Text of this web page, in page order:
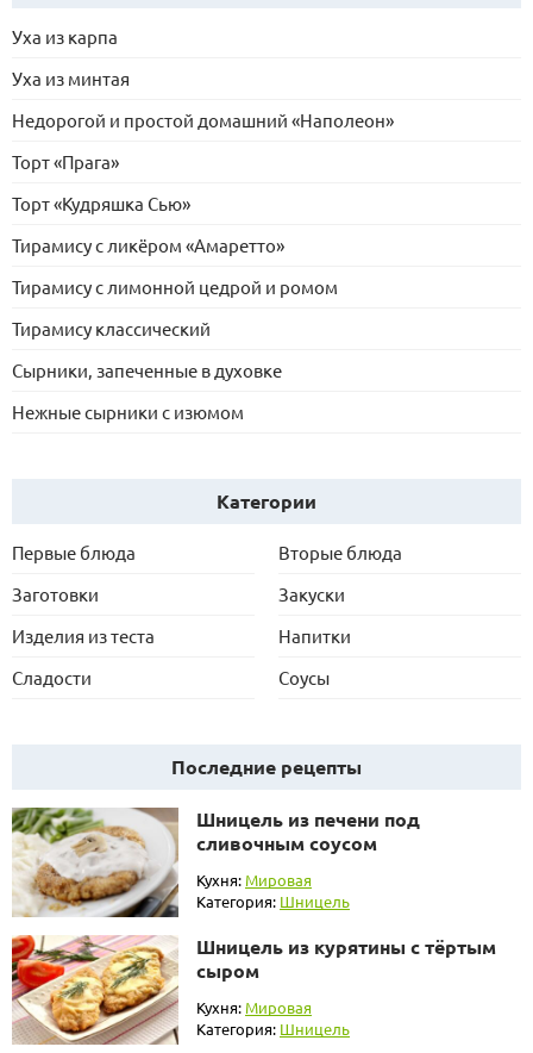
Уха из карпа
Уха из минтая
Недорогой и простой домашний «Наполеон»
Торт «Прага»
Торт «Кудряшка Сью»
Тирамису с ликёром «Амаретто»
Тирамису с лимонной цедрой и ромом
Тирамису классический
Сырники, запеченные в духовке
Нежные сырники с изюмом
Категории
Первые блюда
Вторые блюда
Заготовки
Закуски
Изделия из теста
Напитки
Сладости
Соусы
Последние рецепты
Шницель из печени под
сливочным соусом
Кухня: Мировая
Категория: Шницель
Шницель из курятины с тёртым
сыром
Кухня: Мировая
Категория: Шницель